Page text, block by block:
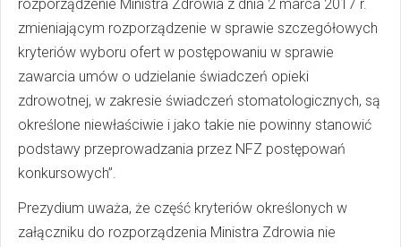
rozporządzenie Ministra Zdrowia z dnia 2 marca 2017 r.
zmieniającym rozporządzenie w sprawie szczegółowych
kryteriów wyboru ofert w postępowaniu w sprawie
zawarcia umów o udzielanie świadczeń opieki
zdrowotnej, w zakresie świadczeń stomatologicznych, są
określone niewłaściwie i jako takie nie powinny stanowić
podstawy przeprowadzania przez NFZ postępowań
konkursowych”.
Prezydium uważa, że część kryteriów określonych w
załączniku do rozporządzenia Ministra Zdrowia nie